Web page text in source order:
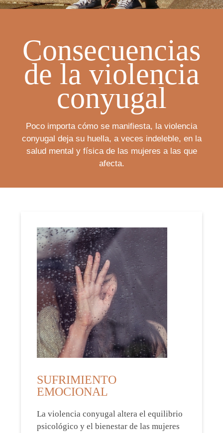
Consecuencias
de la violencia
conyugal
Poco importa cómo se manifiesta, la violencia
conyugal deja su huella, a veces indeleble, en la
salud mental y física de las mujeres a las que
afecta.
SUFRIMIENTO
EMOCIONAL
La violencia conyugal altera el equilibrio
psicológico y el bienestar de las mujeres